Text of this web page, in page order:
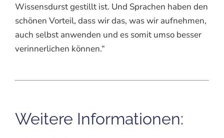
Wissensdurst gestillt ist. Und Sprachen haben den
schönen Vorteil, dass wir das, was wir aufnehmen,
auch selbst anwenden und es somit umso besser
verinnerlichen können.“
Weitere Informationen: